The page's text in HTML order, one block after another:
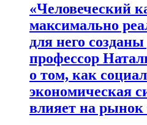
«Человеческий
максимально
для него
профессор
о том, как
экономическая
влияет на рынок